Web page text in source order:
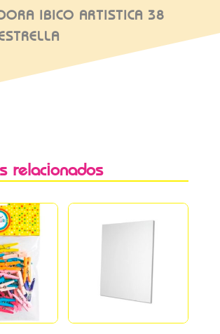
IBICO ARTISTICA 38
relacionados